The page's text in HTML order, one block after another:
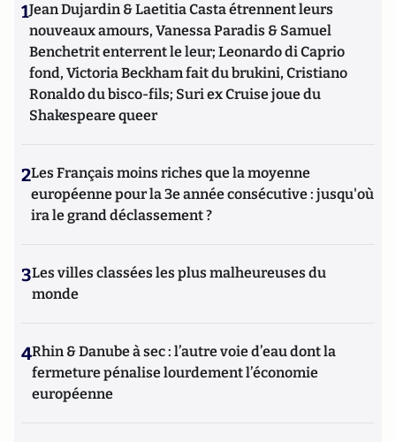
1Jean Dujardin & Laetitia Casta étrennent leurs
nouveaux amours, Vanessa Paradis & Samuel
Benchetrit enterrent le leur; Leonardo di Caprio
fond, Victoria Beckham fait du brukini, Cristiano
Ronaldo du bisco-fils; Suri ex Cruise joue du
Shakespeare queer
2Les Français moins riches que la moyenne
européenne pour la 3e année consécutive : jusqu'où
ira le grand déclassement ?
3Les villes classées les plus malheureuses du
monde
4Rhin & Danube à sec : l’autre voie d’eau dont la
fermeture pénalise lourdement l’économie
européenne